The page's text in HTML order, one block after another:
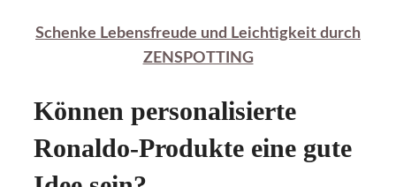
Schenke Lebensfreude und Leichtigkeit durch
ZENSPOTTING
Können personalisierte
Ronaldo-Produkte eine gute